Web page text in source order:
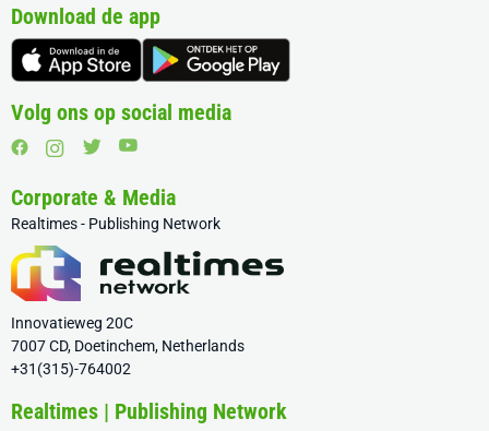
Download de app
Volg ons op social media
Corporate & Media
Realtimes - Publishing Network
Innovatieweg 20C
7007 CD, Doetinchem, Netherlands
+31(315)-764002
Realtimes | Publishing Network